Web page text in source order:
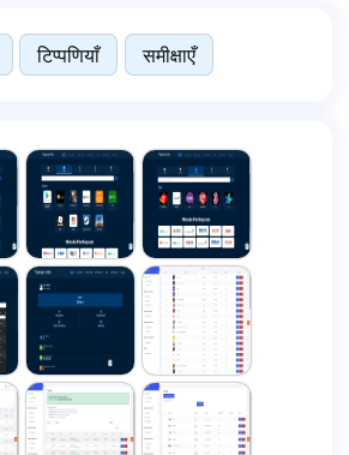
टिप्पणियाँ समीक्षाएँ